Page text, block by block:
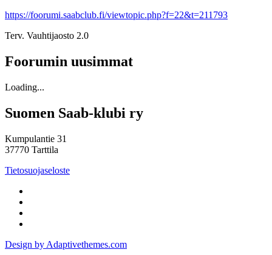
https://foorumi.saabclub.fi/viewtopic.php?f=22&t=211793
Terv. Vauhtijaosto 2.0
Foorumin uusimmat
Loading...
Suomen Saab-klubi ry
Kumpulantie 31
37770 Tarttila
Tietosuojaseloste
Design by Adaptivethemes.com